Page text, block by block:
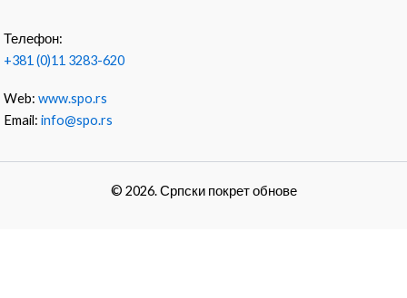
Телефон:
+381 (0)11 3283-620
Web:www.spo.rs
Email:info@spo.rs
© 2026. Српски покрет обнове